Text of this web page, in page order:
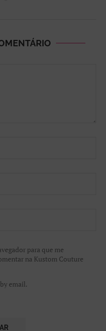
para que me
na Kustom Couture
email.